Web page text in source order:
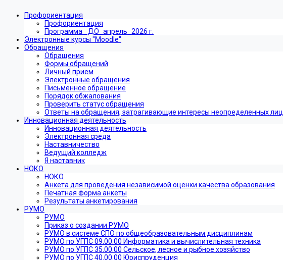
Профориентация
Профориентация
Программа _ДО_апрель_2026 г.
Электронные курсы "Moodle"
Обращения
Обращения
Формы обращений
Личный прием
Электронные обращения
Письменное обращение
Порядок обжалования
Проверить статус обращения
Ответы на обращения, затрагивающие интересы неопределенных лиц
Инновационная деятельность
Инновационная деятельность
Электронная среда
Наставничество
Ведущий колледж
Я наставник
НОКО
НОКО
Анкета для проведения независимой оценки качества образования
Печатная форма анкеты
Результаты анкетирования
РУМО
РУМО
Приказ о создании РУМО
РУМО в системе СПО по общеобразовательным дисциплинам
РУМО по УГПС 09.00.00 Информатика и вычислительная техника
РУМО по УГПС 35.00.00 Сельское, лесное и рыбное хозяйство
РУМО по УГПС 40.00.00 Юриспруденция